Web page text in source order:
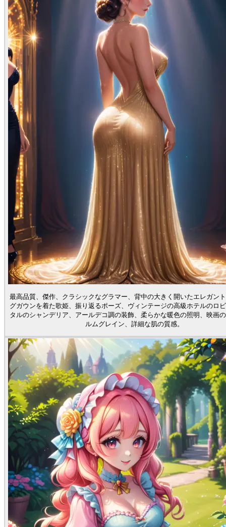
最高品質、傑作、クラシックなグラマー、背中の大きく開いたエレガン
グガウンを着た歌姫、振り返るポーズ、ヴィンテージの高級ホテルのロ
タルのシャンデリア、アールデコ調の装飾、柔らかな暖色の照明、映画
ルムグレイン、詳細な肌の質感。